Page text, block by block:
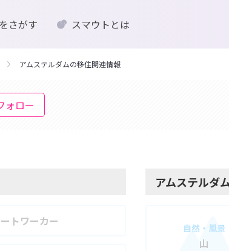
さがす スマウトとは
アムステルダムの移住関連情報
ォロー
トワーカー
アムステルダ
自然・風景
山